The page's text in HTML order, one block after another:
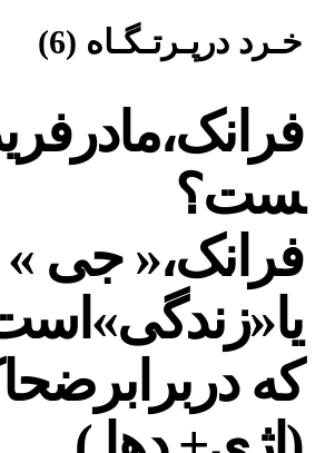
خـرد درپـرتـگـاه (6)
ست؟
فرانک،« جی »
که